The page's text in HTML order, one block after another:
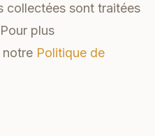
collectées sont traitées
plus
Politique de